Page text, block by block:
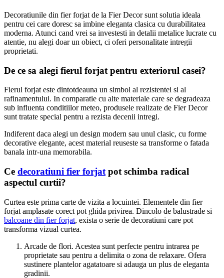
Decoratiunile din fier forjat de la Fier Decor sunt solutia ideala
pentru cei care doresc sa imbine eleganta clasica cu durabilitatea
moderna. Atunci cand vrei sa investesti in detalii metalice lucrate cu
atentie, nu alegi doar un obiect, ci oferi personalitate intregii
proprietati.
De ce sa alegi fierul forjat pentru exteriorul casei?
Fierul forjat este dintotdeauna un simbol al rezistentei si al
rafinamentului. In comparatie cu alte materiale care se degradeaza
sub influenta conditiilor meteo, produsele realizate de Fier Decor
sunt tratate special pentru a rezista decenii intregi.
Indiferent daca alegi un design modern sau unul clasic, cu forme
decorative elegante, acest material reuseste sa transforme o fatada
banala intr-una memorabila.
Ce decoratiuni fier forjat pot schimba radical
aspectul curtii?
Curtea este prima carte de vizita a locuintei. Elementele din fier
forjat amplasate corect pot ghida privirea. Dincolo de balustrade si
balcoane din fier forjat, exista o serie de decoratiuni care pot
transforma vizual curtea.
Arcade de flori. Acestea sunt perfecte pentru intrarea pe
proprietate sau pentru a delimita o zona de relaxare. Ofera
sustinere plantelor agatatoare si adauga un plus de eleganta
gradinii.